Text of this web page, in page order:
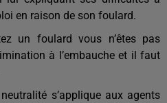
en raison de son foulard.
un foulard vous n’êtes pas
à l’embauche et il faut
s’applique aux agents